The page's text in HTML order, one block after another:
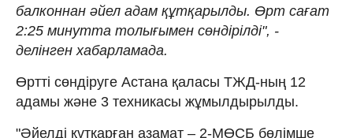
балконнан әйел адам құтқарылды. Өрт сағат
2:25 минутта толығымен сөндірілді", -
делінген хабарламада.
Өртті сөндіруге Астана қаласы ТЖД-ның 12
адамы және 3 техникасы жұмылдырылды.
"Әйелді құтқарған азамат – 2-МӨСБ бөлімше